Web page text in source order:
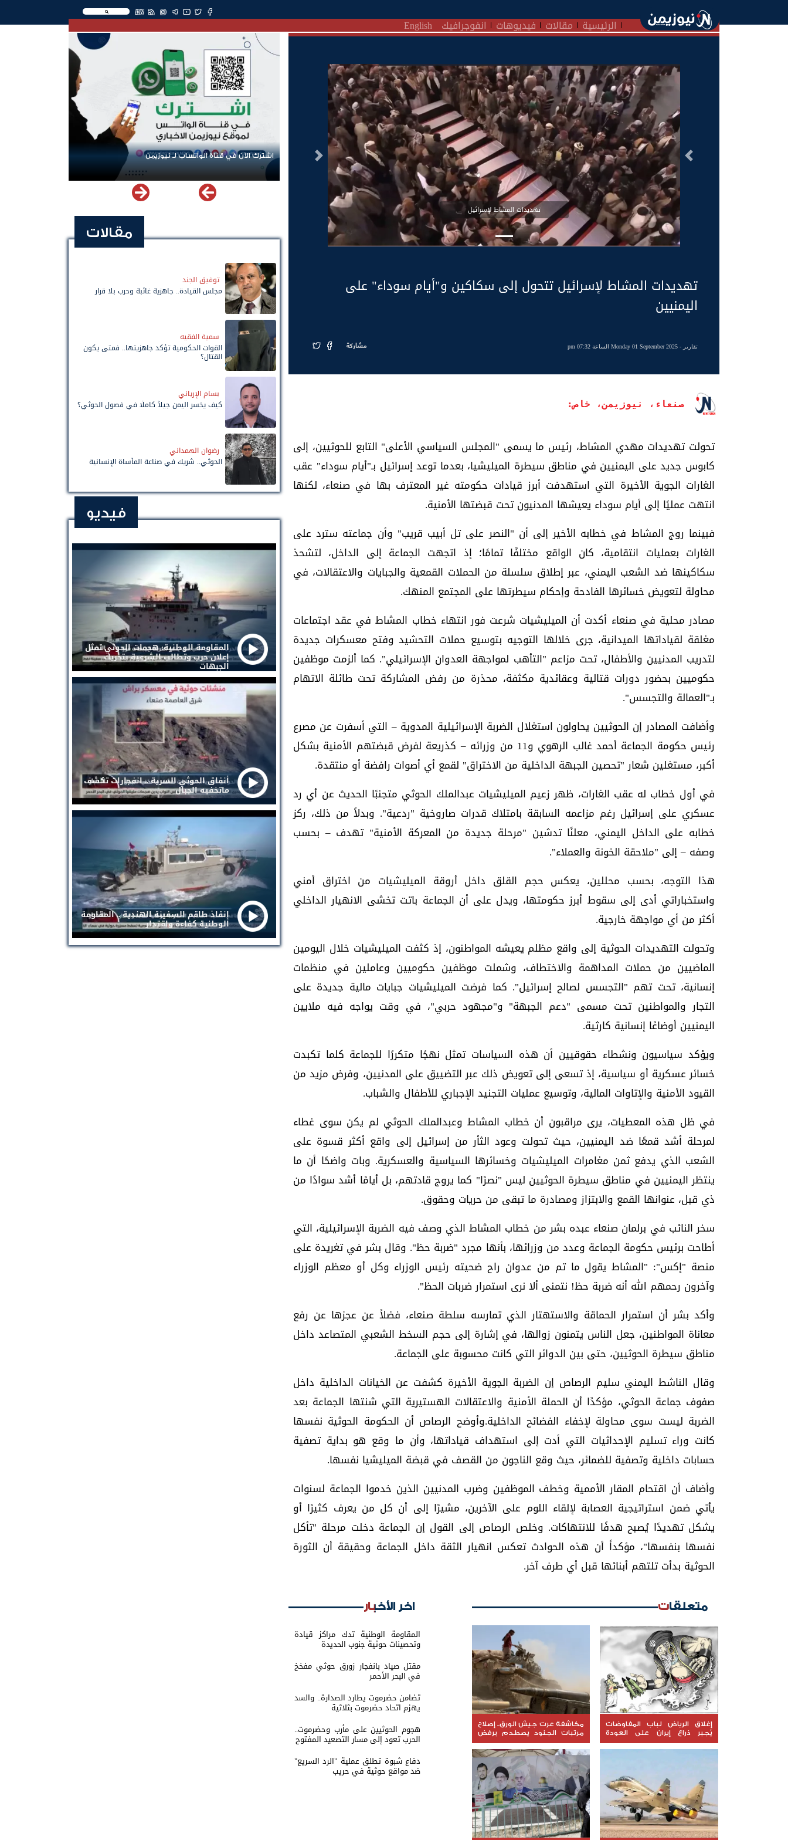
EN
الرئيسية مقالات فيديوهات انفوجرافيك English
تهديدات المشاط لإسرائيل
السابق التالى
تهديدات المشاط لإسرائيل تتحول إلى سكاكين و"أيام سوداء" على
اليمنيين
تقارير - Monday 01 September 2025 الساعة 07:32 pm مشاركة
صنعاء، نيوزيمن، خاص:
تحولت تهديدات مهدي المشاط، رئيس ما يسمى "المجلس السياسي الأعلى" التابع للحوثيين، إلى
كابوس جديد على اليمنيين في مناطق سيطرة الميليشيا، بعدما توعد إسرائيل بـ"أيام سوداء" عقب
الغارات الجوية الأخيرة التي استهدفت أبرز قيادات حكومته غير المعترف بها في صنعاء، لكنها
انتهت عمليًا إلى أيام سوداء يعيشها المدنيون تحت قبضتها الأمنية.
فبينما روج المشاط في خطابه الأخير إلى أن "النصر على تل أبيب قريب" وأن جماعته سترد على
الغارات بعمليات انتقامية، كان الواقع مختلفًا تمامًا؛ إذ اتجهت الجماعة إلى الداخل، لتشحذ
سكاكينها ضد الشعب اليمني، عبر إطلاق سلسلة من الحملات القمعية والجبايات والاعتقالات، في
محاولة لتعويض خسائرها الفادحة وإحكام سيطرتها على المجتمع المنهك.
مصادر محلية في صنعاء أكدت أن الميليشيات شرعت فور انتهاء خطاب المشاط في عقد اجتماعات
مغلقة لقياداتها الميدانية، جرى خلالها التوجيه بتوسيع حملات التحشيد وفتح معسكرات جديدة
لتدريب المدنيين والأطفال، تحت مزاعم "التأهب لمواجهة العدوان الإسرائيلي". كما ألزمت موظفين
حكوميين بحضور دورات قتالية وعقائدية مكثفة، محذرة من رفض المشاركة تحت طائلة الاتهام
بـ"العمالة والتجسس".
وأضافت المصادر إن الحوثيين يحاولون استغلال الضربة الإسرائيلية المدوية – التي أسفرت عن مصرع
رئيس حكومة الجماعة أحمد غالب الرهوي و11 من وزرائه – كذريعة لفرض قبضتهم الأمنية بشكل
أكبر، مستغلين شعار "تحصين الجبهة الداخلية من الاختراق" لقمع أي أصوات رافضة أو منتقدة.
في أول خطاب له عقب الغارات، ظهر زعيم الميليشيات عبدالملك الحوثي متجنبًا الحديث عن أي رد
عسكري على إسرائيل رغم مزاعمه السابقة بامتلاك قدرات صاروخية "ردعية". وبدلاً من ذلك، ركز
خطابه على الداخل اليمني، معلنًا تدشين "مرحلة جديدة من المعركة الأمنية" تهدف – بحسب
وصفه – إلى "ملاحقة الخونة والعملاء".
هذا التوجه، بحسب محللين، يعكس حجم القلق داخل أروقة الميليشيات من اختراق أمني
واستخباراتي أدى إلى سقوط أبرز حكومتها، ويدل على أن الجماعة باتت تخشى الانهيار الداخلي
أكثر من أي مواجهة خارجية.
وتحولت التهديدات الحوثية إلى واقع مظلم يعيشه المواطنون، إذ كثفت الميليشيات خلال اليومين
الماضيين من حملات المداهمة والاختطاف، وشملت موظفين حكوميين وعاملين في منظمات
إنسانية، تحت تهم "التجسس لصالح إسرائيل". كما فرضت الميليشيات جبايات مالية جديدة على
التجار والمواطنين تحت مسمى "دعم الجبهة" و"مجهود حربي"، في وقت يواجه فيه ملايين
اليمنيين أوضاعًا إنسانية كارثية.
ويؤكد سياسيون ونشطاء حقوقيين أن هذه السياسات تمثل نهجًا متكررًا للجماعة كلما تكبدت
خسائر عسكرية أو سياسية، إذ تسعى إلى تعويض ذلك عبر التضييق على المدنيين، وفرض مزيد من
القيود الأمنية والإتاوات المالية، وتوسيع عمليات التجنيد الإجباري للأطفال والشباب.
في ظل هذه المعطيات، يرى مراقبون أن خطاب المشاط وعبدالملك الحوثي لم يكن سوى غطاء
لمرحلة أشد قمعًا ضد اليمنيين، حيث تحولت وعود الثأر من إسرائيل إلى واقع أكثر قسوة على
الشعب الذي يدفع ثمن مغامرات الميليشيات وخسائرها السياسية والعسكرية. وبات واضحًا أن ما
ينتظر اليمنيين في مناطق سيطرة الحوثيين ليس "نصرًا" كما يروج قادتهم، بل أيامًا أشد سوادًا من
ذي قبل، عنوانها القمع والابتزاز ومصادرة ما تبقى من حريات وحقوق.
سخر النائب في برلمان صنعاء عبده بشر من خطاب المشاط الذي وصف فيه الضربة الإسرائيلية، التي
أطاحت برئيس حكومة الجماعة وعدد من وزرائها، بأنها مجرد "ضربة حظ". وقال بشر في تغريدة على
منصة "إكس": "المشاط يقول ما تم من عدوان راح ضحيته رئيس الوزراء وكل أو معظم الوزراء
وآخرون رحمهم الله أنه ضربة حظ! نتمنى ألا نرى استمرار ضربات الحظ".
وأكد بشر أن استمرار الحماقة والاستهتار الذي تمارسه سلطة صنعاء، فضلاً عن عجزها عن رفع
معاناة المواطنين، جعل الناس يتمنون زوالها، في إشارة إلى حجم السخط الشعبي المتصاعد داخل
مناطق سيطرة الحوثيين، حتى بين الدوائر التي كانت محسوبة على الجماعة.
وقال الناشط اليمني سليم الرصاص إن الضربة الجوية الأخيرة كشفت عن الخيانات الداخلية داخل
صفوف جماعة الحوثي، مؤكدًا أن الحملة الأمنية والاعتقالات الهستيرية التي شنتها الجماعة بعد
الضربة ليست سوى محاولة لإخفاء الفضائح الداخلية.وأوضح الرصاص أن الحكومة الحوثية نفسها
كانت وراء تسليم الإحداثيات التي أدت إلى استهداف قياداتها، وأن ما وقع هو بداية تصفية
حسابات داخلية وتصفية للضمائر، حيث وقع الناجون من القصف في قبضة الميليشيا نفسها.
وأضاف أن اقتحام المقار الأممية وخطف الموظفين وضرب المدنيين الذين خدموا الجماعة لسنوات
يأتي ضمن استراتيجية العصابة لإلقاء اللوم على الآخرين، مشيرًا إلى أن كل من يعرف كثيرًا أو
يشكل تهديدًا يُصبح هدفًا للانتهاكات. وخلص الرصاص إلى القول إن الجماعة دخلت مرحلة "تأكل
نفسها بنفسها"، مؤكداً أن هذه الحوادث تعكس انهيار الثقة داخل الجماعة وحقيقة أن الثورة
الحوثية بدأت تلتهم أبنائها قبل أي طرف آخر.
متعلقات
إغلاق الرياض لباب المفاوضات
يُجبر ذراع إيران على العودة
للتصعيد
مكاشفة عرت جيش الورق.. إصلاح
مرتبات الجنود يصطدم برفض
إخواني
اخر الأخبار
المقاومة الوطنية تدك مراكز قيادة
وتحصينات حوثية جنوب الحديدة
مقتل صياد بانفجار زورق حوثي مفخخ
في البحر الأحمر
تضامن حضرموت يطارد الصدارة.. والسد
يهزم اتحاد حضرموت بثلاثية
هجوم الحوثيين على مأرب وحضرموت..
الحرب تعود إلى مسار التصعيد المفتوح
دفاع شبوة تطلق عملية "الرد السريع"
ضد مواقع حوثية في حريب
اشترك الآن في قناة الواتساب لـ نيوزيمن
مقالات
توفيق الجند
مجلس القيادة.. جاهزية غائبة وحرب بلا قرار
سمية الفقيه
القوات الحكومية تؤكد جاهزيتها.. فمتى يكون
القتال؟
بسام الإرياني
كيف يخسر اليمن جيلاً كاملًا في فصول الحوثي؟
رضوان الهمداني
الحوثي.. شريك في صناعة المأساة الإنسانية
فيديو
المقاومة الوطنية: هجمات الحوثي تمثل
إعلان حرب وتطالب الشرعية بتحريك
الجبهات
أنفاق الحوثي السرية .. انفجارات تكشف
ماتخفيه الجبال
إنقاذ طاقم السفينة الهندية .. المقاومة
الوطنية كفاءة واقتدار